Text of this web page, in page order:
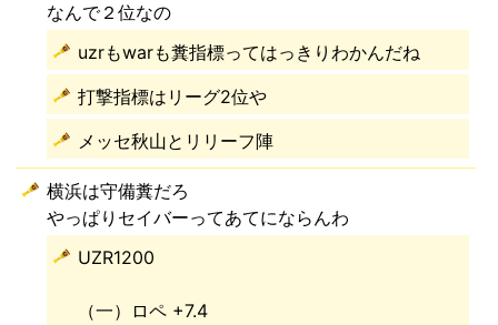
なんで２位なの
uzrもwarも糞指標ってはっきりわかんだね
打撃指標はリーグ2位や
メッセ秋山とリリーフ陣
横浜は守備糞だろ
やっぱりセイバーってあてにならんわ
UZR1200
（一）ロペ +7.4